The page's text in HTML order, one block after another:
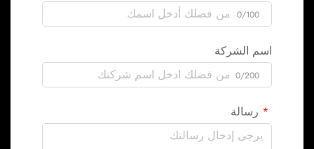
0/100
اسم الشركة
0/200
رسالة